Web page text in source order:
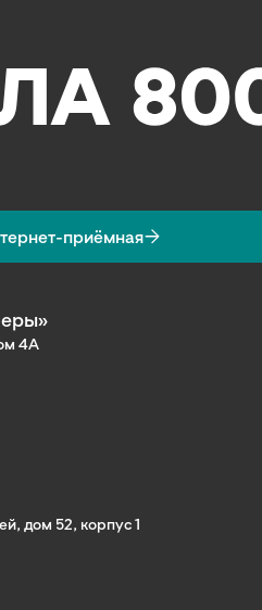
приёмная
4А
дом 52, корпус 1